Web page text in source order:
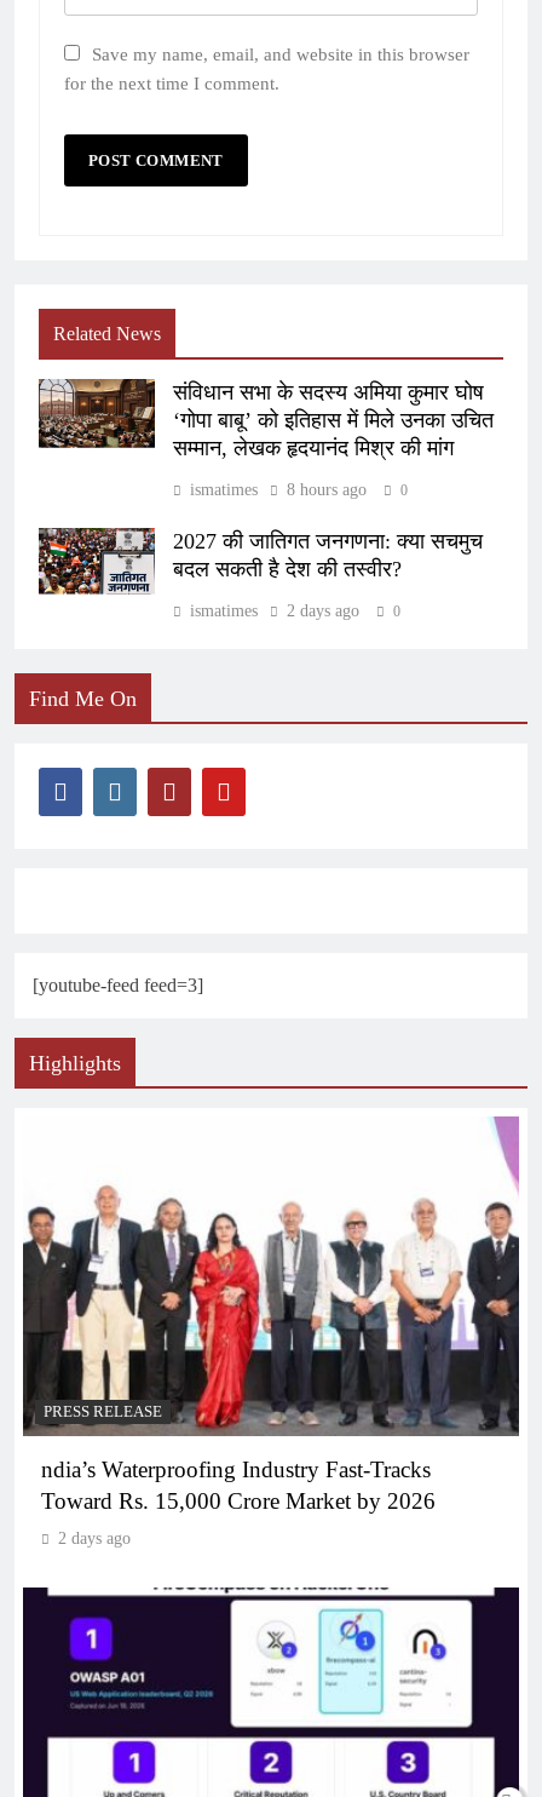
Save my name, email, and website in this browser
for the next time I comment.
Related News
संविधान सभा के सदस्य अमिया कुमार घोष
‘गोपा बाबू’ को इतिहास में मिले उनका उचित
सम्मान, लेखक हृदयानंद मिश्र की मांग
ismatimes 8 hours ago 0
2027 की जातिगत जनगणना: क्या सचमुच
बदल सकती है देश की तस्वीर?
ismatimes 2 days ago 0
Find Me On
[youtube-feed feed=3]
Highlights
PRESS RELEASE
ndia’s Waterproofing Industry Fast-Tracks
Toward Rs. 15,000 Crore Market by 2026
2 days ago